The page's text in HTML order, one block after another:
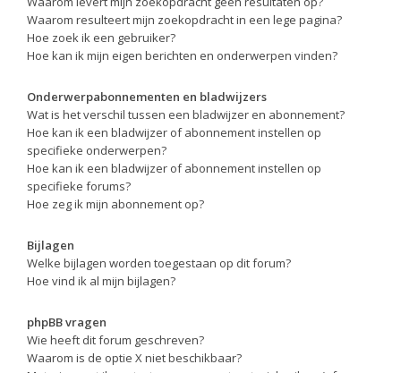
Waarom resulteert mijn zoekopdracht in een lege pagina?
Hoe zoek ik een gebruiker?
Hoe kan ik mijn eigen berichten en onderwerpen vinden?
Onderwerpabonnementen en bladwijzers
Wat is het verschil tussen een bladwijzer en abonnement?
Hoe kan ik een bladwijzer of abonnement instellen op
specifieke onderwerpen?
Hoe kan ik een bladwijzer of abonnement instellen op
specifieke forums?
Hoe zeg ik mijn abonnement op?
Bijlagen
Welke bijlagen worden toegestaan op dit forum?
Hoe vind ik al mijn bijlagen?
phpBB vragen
Wie heeft dit forum geschreven?
Waarom is de optie X niet beschikbaar?